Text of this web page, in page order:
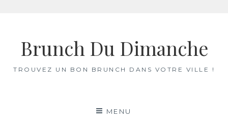
contentBrunch Du Dimanche
TROUVEZ UN BON BRUNCH DANS VOTRE VILLE !
MENU